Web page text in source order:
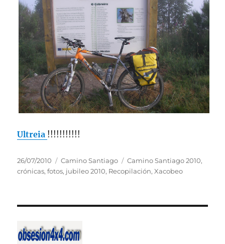
Ultreia !!!!!!!!!!!
Publicado
el
26/07/2010 Categorías
Camino Santiago Etiquetas
Camino Santiago 2010,
crónicas,fotos, jubileo 2010, Recopilación,Xacobeo